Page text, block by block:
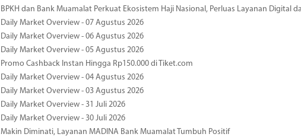
BPKH dan Bank Muamalat Perkuat Ekosistem Haji Nasional, Perluas Layanan Digital
Daily Market Overview - 07 Agustus 2026
Daily Market Overview - 06 Agustus 2026
Daily Market Overview - 05 Agustus 2026
Promo Cashback Instan Hingga Rp150.000 di Tiket.com
Daily Market Overview - 04 Agustus 2026
Daily Market Overview - 03 Agustus 2026
Daily Market Overview - 31 Juli 2026
Daily Market Overview - 30 Juli 2026
Makin Diminati, Layanan MADINA Bank Muamalat Tumbuh Positif